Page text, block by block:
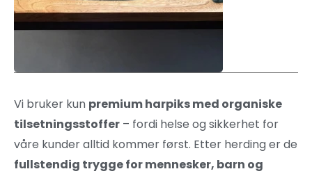
Vi bruker kun premium harpiks med organiske
tilsetningsstoffer – fordi helse og sikkerhet for
våre kunder alltid kommer først. Etter herding er de
fullstendig trygge for mennesker, barn og